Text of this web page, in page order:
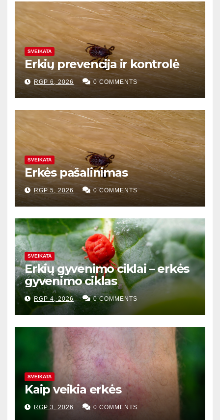
SVEIKATA
Erkių prevencija ir kontrolė
RGP 6, 2026 0 COMMENTS
SVEIKATA
Erkės pašalinimas
RGP 5, 2026 0 COMMENTS
SVEIKATA
Erkių gyvenimo ciklai – erkės
gyvenimo ciklas
RGP 4, 2026 0 COMMENTS
SVEIKATA
Kaip veikia erkės
RGP 3, 2026 0 COMMENTS